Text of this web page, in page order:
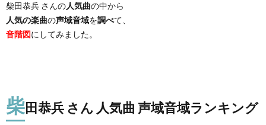
柴田恭兵 さんの人気曲の中から
人気の楽曲の声域音域を調べて、
音階図にしてみました。
柴田恭兵 さん 人気曲 声域音域ランキング